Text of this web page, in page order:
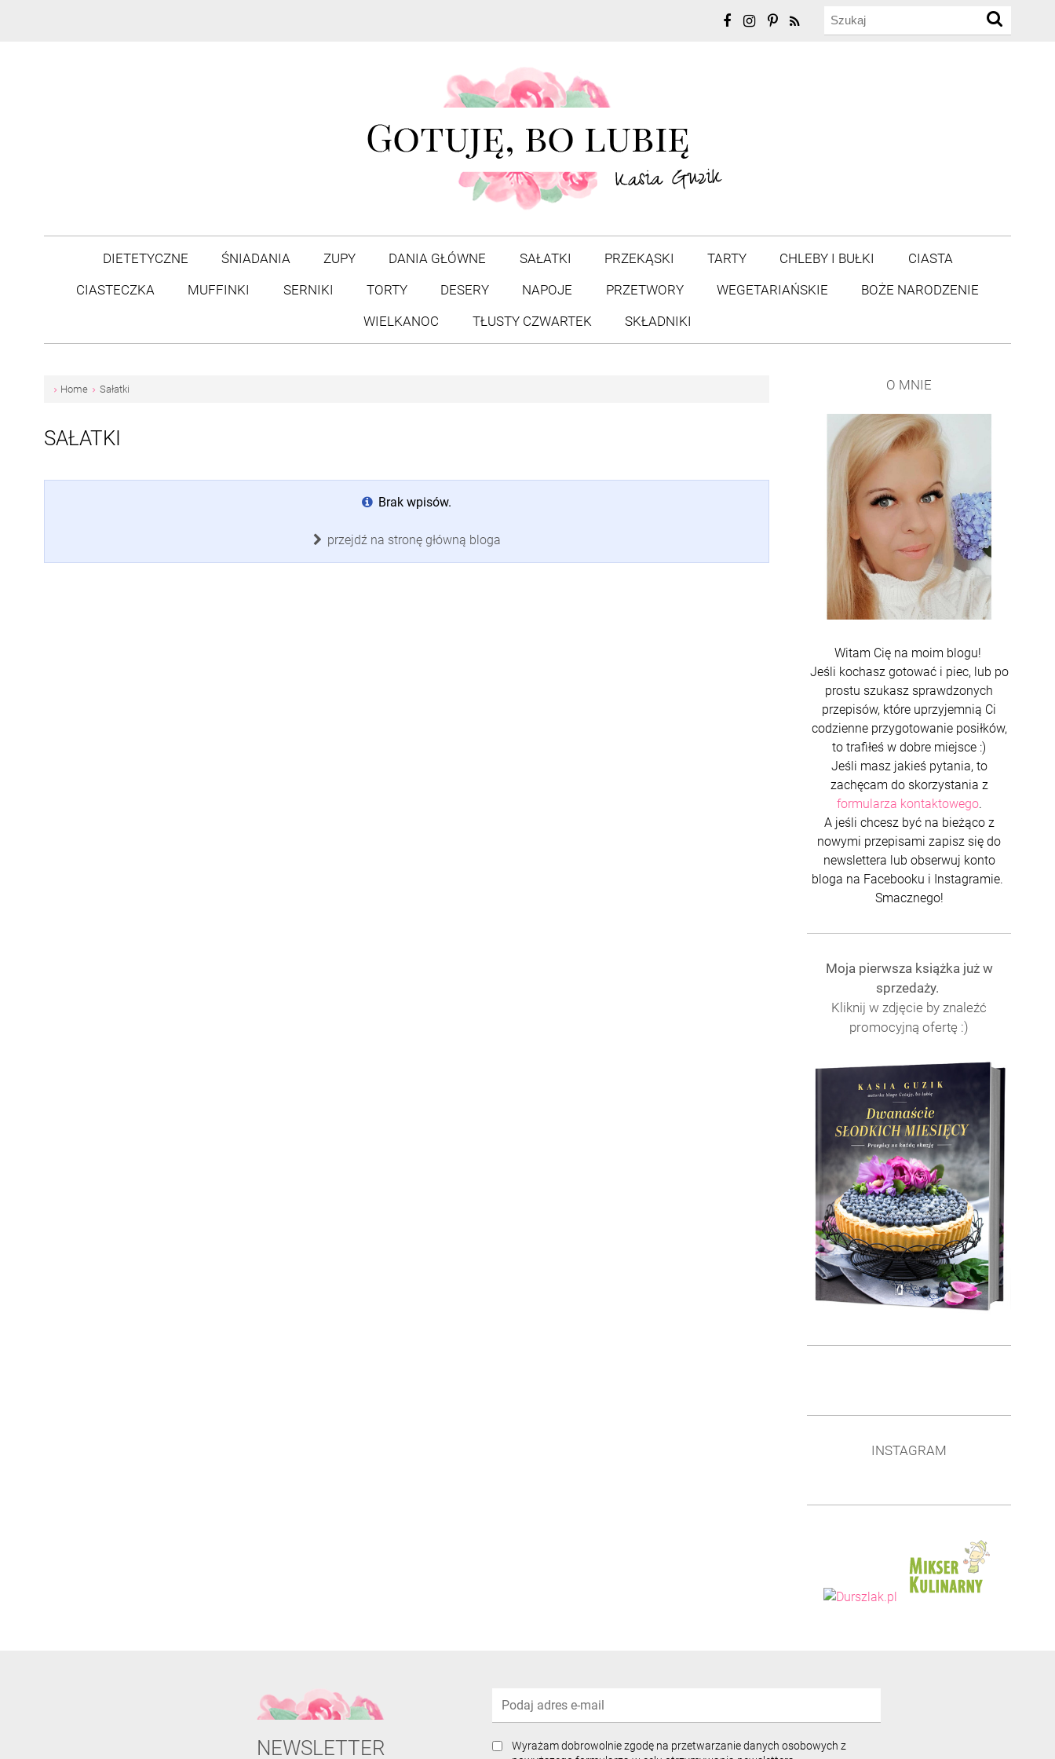
DIETETYCZNE ŚNIADANIA ZUPY DANIA GŁÓWNE SAŁATKI PRZEKĄSKI TARTY CHLEBY I BUŁKI
CIASTA
CIASTECZKA
MUFFINKI SERNIKI TORTY DESERY NAPOJE PRZETWORY WEGETARIAŃSKIE
BOŻE NARODZENIE
WIELKANOC
TŁUSTY CZWARTEK SKŁADNIKI
Home Sałatki
SAŁATKI
Brak wpisów.
przejdź na stronę główną bloga
O MNIE
Witam Cię na moim blogu!
Jeśli kochasz gotować i piec, lub po
prostu szukasz sprawdzonych
przepisów, które uprzyjemnią Ci
codzienne przygotowanie posiłków,
to trafiłeś w dobre miejsce :)
Jeśli masz jakieś pytania, to
zachęcam do skorzystania z
formularza kontaktowego.
A jeśli chcesz być na bieżąco z
nowymi przepisami zapisz się do
newslettera lub obserwuj konto
bloga na Facebooku i Instagramie.
Smacznego!
Moja pierwsza książka już w
sprzedaży.
Kliknij w zdjęcie by znaleźć
promocyjną ofertę :)
INSTAGRAM
NEWSLETTER
Wyrażam dobrowolnie zgodę na przetwarzanie danych osobowych z